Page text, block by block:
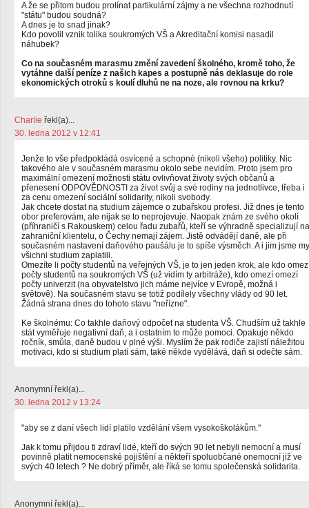
A že se přitom budou prolínat partikulární zájmy a ne všechna rozhodnutí
"státu" budou soudná?
A dnes je to snad jinak?
Kdo povolil vznik tolika soukromých VŠ a Akreditační komisi nasadil
náhubek?
Co na současném marasmu změní zavedení školného, kromě toho, že
vytáhne další peníze z našich kapes a postupně nás deklasuje do role
ekonomických otroků s koulí dluhů ne na noze, ale rovnou na krku?
Charlie řekl(a)...
30. ledna 2012 v 12:41
Jenže to vše předpokládá osvícené a schopné (nikoli všeho) politiky. Nic
takového ale v současném marasmu okolo sebe nevidím. Proto jsem pro
maximální omezení možnosti státu ovlivňovat životy svých občanů a
přenesení ODPOVĚDNOSTI za život svůj a své rodiny na jednotlivce, třeba i
za cenu omezení sociální solidarity, nikoli svobody.
Jak chcete dostat na studium zájemce o zubařskou profesi. Již dnes je tento
obor preferovám, ale nijak se to neprojevuje. Naopak znám ze svého okolí
(příhraničí s Rakouskem) celou řadu zubařů, kteří se výhradně specializují na
zahraniční klientelu, o Čechy nemají zájem. Jistě odvádějí daně, ale při
současném nastavení daňového paušálu je to spíše výsměch. A i jim jsme my
všichni studium zaplatili.
Omezíte li počty studentů na veřejných VŠ, je to jen jeden krok, ale kdo
počty studentů na soukromých VŠ (už vidím ty arbitráže), kdo omezí omezí
počty univerzit (na obyvatelstvo jich máme nejvíce v Evropě, možná i
světově). Na současném stavu se totiž podílely všechny vlády od 90 let.
Žádná strana dnes do tohoto stavu "neřízne".
Ke školnému: Co takhle daňový odpočet na studenta VŠ. Chudším už takhle
stát vyměřuje negativní daň, a i ostatním to může pomoci. Opakuje někdo
ročník, smůla, daně budou v plné výši. Myslím že pak rodiče zajistí náležitou
motivaci, kdo si studium platí sám, také někde vydělává, daň si odečte sám.
Anonymní řekl(a)...
30. ledna 2012 v 13:24
"aby se z daní všech lidí platilo vzdělání všem vysokoškolákům."
Jak k tomu přijdou ti zdraví lidé, kteří do svých 90 let nebyli nemocní a musí
povinně platit nemocenské pojištění a někteří spoluobčané onemocní již ve
svých 40 letech ? Ne dobrý příměr, ale říká se tomu společenská solidarita.
Anonymní řekl(a)...